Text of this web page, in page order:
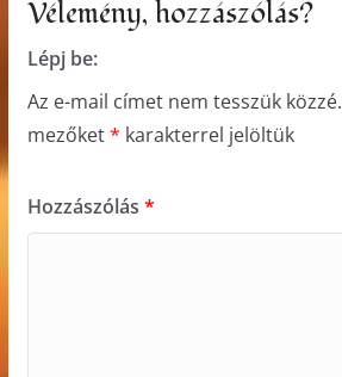
Vélemény, hozzászólás?
Lépj be:
Az e-mail címet nem tesszük közzé.
mezőket* karakterrel jelöltük
Hozzászólás *